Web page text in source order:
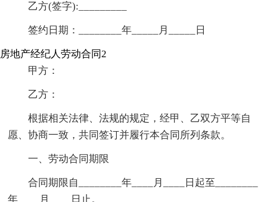
乙方(签字):_________
签约日期：________年_____月_____日
房地产经纪人劳动合同2
甲方：
乙方：
根据相关法律、法规的规定，经甲、乙双方平等自
愿、协商一致，共同签订并履行本合同所列条款。
一、劳动合同期限
合同期限自________年____月____日起至________
年____月____日止。